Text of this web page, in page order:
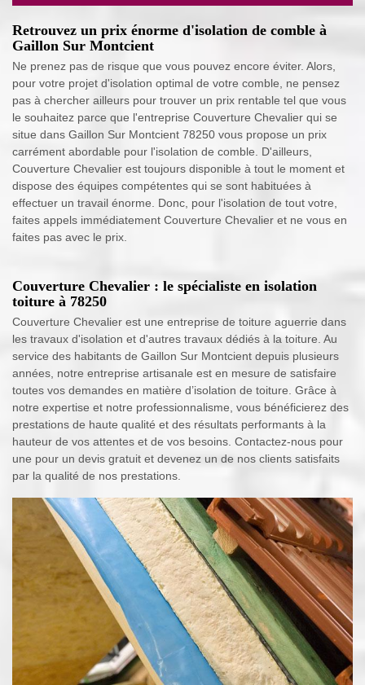
Retrouvez un prix énorme d'isolation de comble à
Gaillon Sur Montcient
Ne prenez pas de risque que vous pouvez encore éviter. Alors,
pour votre projet d'isolation optimal de votre comble, ne pensez
pas à chercher ailleurs pour trouver un prix rentable tel que vous
le souhaitez parce que l'entreprise Couverture Chevalier qui se
situe dans Gaillon Sur Montcient 78250 vous propose un prix
carrément abordable pour l'isolation de comble. D'ailleurs,
Couverture Chevalier est toujours disponible à tout le moment et
dispose des équipes compétentes qui se sont habituées à
effectuer un travail énorme. Donc, pour l'isolation de tout votre,
faites appels immédiatement Couverture Chevalier et ne vous en
faites pas avec le prix.
Couverture Chevalier : le spécialiste en isolation
toiture à 78250
Couverture Chevalier est une entreprise de toiture aguerrie dans
les travaux d'isolation et d'autres travaux dédiés à la toiture. Au
service des habitants de Gaillon Sur Montcient depuis plusieurs
années, notre entreprise artisanale est en mesure de satisfaire
toutes vos demandes en matière d’isolation de toiture. Grâce à
notre expertise et notre professionnalisme, vous bénéficierez des
prestations de haute qualité et des résultats performants à la
hauteur de vos attentes et de vos besoins. Contactez-nous pour
une pour un devis gratuit et devenez un de nos clients satisfaits
par la qualité de nos prestations.